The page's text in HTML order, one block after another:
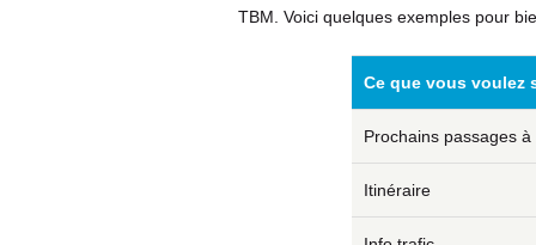
TBM. Voici quelques exemples pour
Ce que vous voulez
Prochains passages
Itinéraire